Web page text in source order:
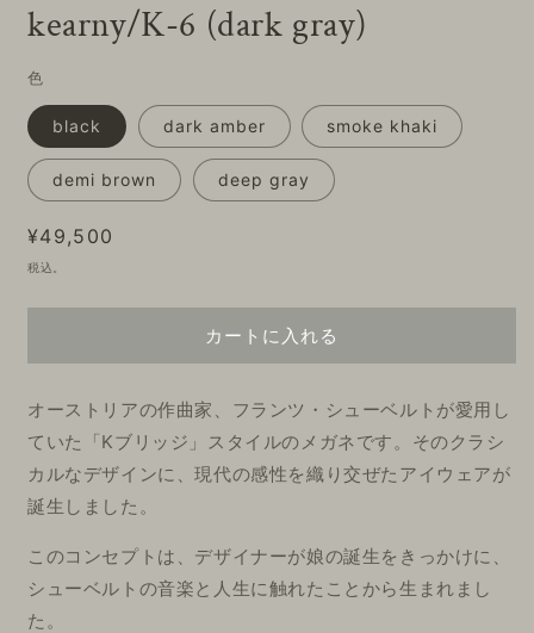
ダ
で
メ
デ
ィ
(1)
を
く
kearny/K-6 (dark gray)
色
black dark amber smoke khaki
demi brown deep gray
通
常
¥49,500
税込。
カートに入れる
オーストリアの作曲家、フランツ・シューベルトが愛用し
ていた「Kブリッジ」スタイルのメガネです。そのクラシ
カルなデザインに、現代の感性を織り交ぜたアイウェアが
誕生しました。
このコンセプトは、デザイナーが娘の誕生をきっかけに、
シューベルトの音楽と人生に触れたことから生まれまし
た。